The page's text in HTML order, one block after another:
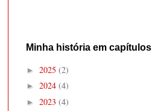
Minha história em capítulos
► 2025 (2)
► 2024 (4)
► 2023 (4)